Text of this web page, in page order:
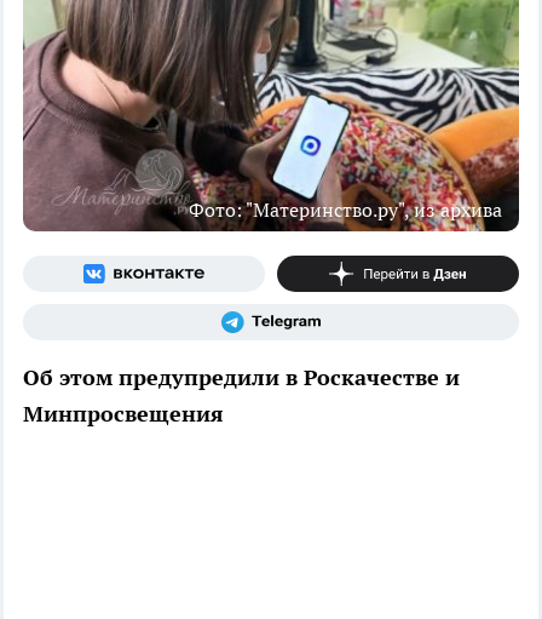
Фото: "Материнство.ру", из архива
Об этом предупредили в Роскачестве и
Минпросвещения